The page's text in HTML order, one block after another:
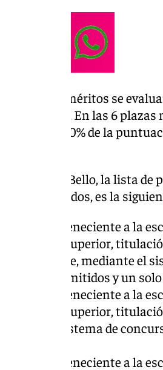
concurso de méritos se
formativos. En las 6
el 60% de la
Javier Bello, la lista
y excluidos, es la
perteneciente a la
y clase Superior,
o equivalente, mediante el
hay 17 admitidos y un
perteneciente a la
y clase Superior,
el sistema de
perteneciente a la